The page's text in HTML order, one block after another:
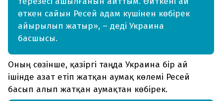
өткен сайын Ресей адам күшінен көбірек
айырылып жатыр», – деді Украина
басшысы.
Оның сөзінше, қазіргі таңда Украина бір ай
ішінде азат етіп жатқан аумақ көлемі Ресей
басып алып жатқан аумақтан көбірек.